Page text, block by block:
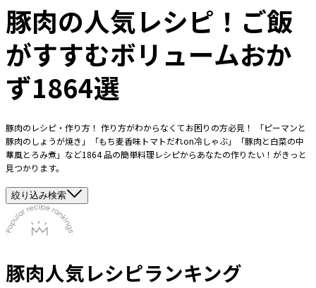
豚肉の人気レシピ！ご飯
がすすむボリュームおか
ず1864選
豚肉のレシピ・作り方！ 作り方がわからなくてお困りの方必見！ 「ピーマンと
豚肉のしょうが焼き」「もち麦香味トマトだれon冷しゃぶ」「豚肉と白菜の中
華風とろみ煮」など1864 品の簡単料理レシピからあなたの作りたい！がきっと
見つかります。
絞り込み検索
豚肉人気レシピランキング